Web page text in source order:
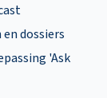
dossiers
'Ask